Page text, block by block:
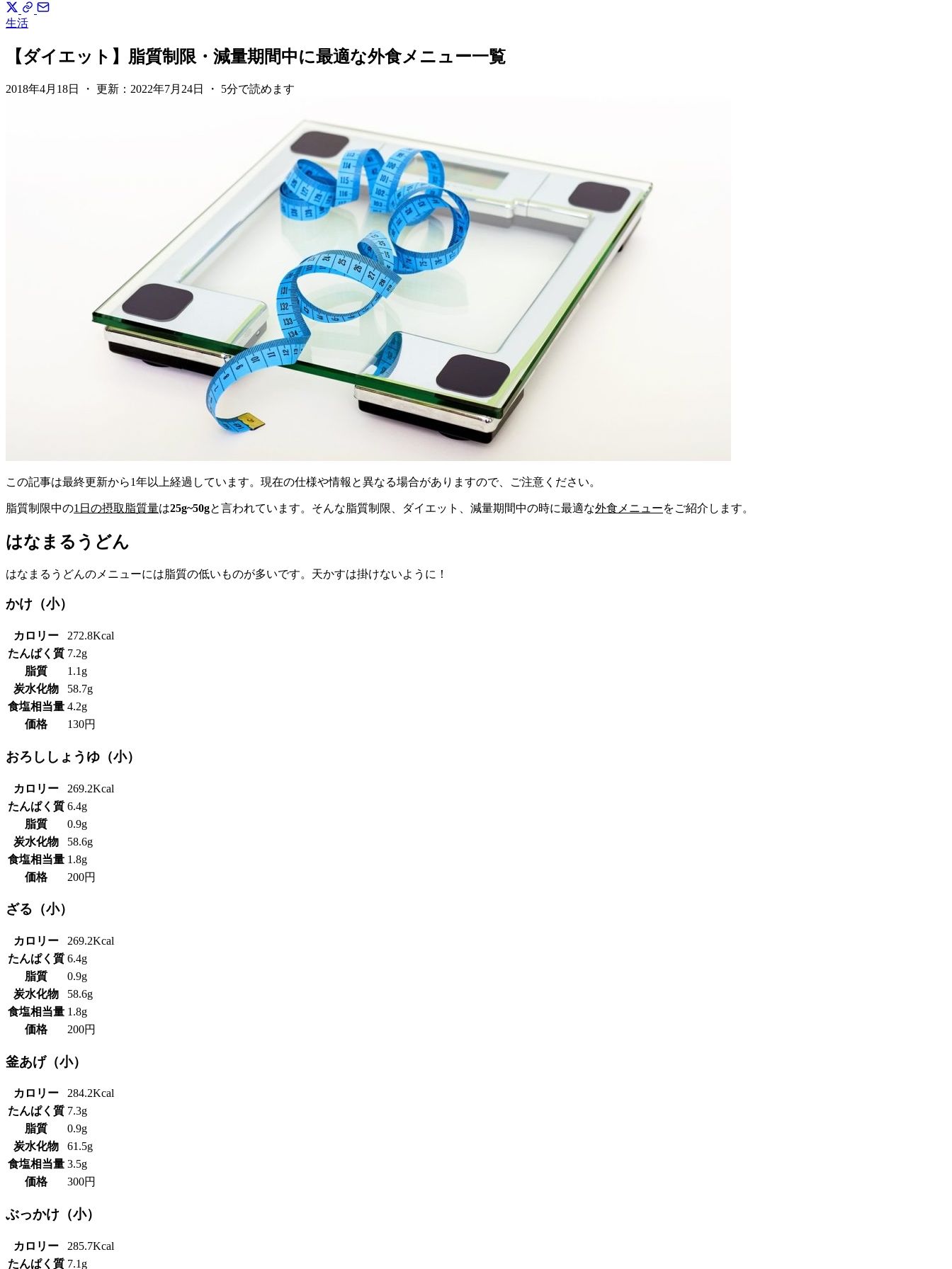
生活
【ダイエット】脂質制限・減量期間中に最適な外食メニュー一覧
2018年4月18日 ・ 更新： 2022年7月24日 ・ 5分で読めます
この記事は最終更新から1年以上経過しています。現在の仕様や情報と異なる場合がありますので、ご注意ください。
脂質制限中の1日の摂取脂質量は25g~50gと言われています。そんな脂質制限、ダイエット、減量期間中の時に最適な外食メニューをご紹介します。
はなまるうどん
はなまるうどんのメニューには脂質の低いものが多いです。天かすは掛けないように！
かけ（小）
カロリー
272.8Kcal
たんぱく質 7.2g
脂質
1.1g
炭水化物
58.7g
食塩相当量 4.2g
価格
130円
おろししょうゆ（小）
カロリー
269.2Kcal
たんぱく質 6.4g
脂質
0.9g
炭水化物
58.6g
食塩相当量 1.8g
価格
200円
ざる（小）
カロリー
269.2Kcal
たんぱく質 6.4g
脂質
0.9g
炭水化物
58.6g
食塩相当量 1.8g
価格
200円
釜あげ（小）
カロリー
284.2Kcal
たんぱく質 7.3g
脂質
0.9g
炭水化物
61.5g
食塩相当量 3.5g
価格
300円
ぶっかけ（小）
カロリー
285.7Kcal
たんぱく質 7.1g